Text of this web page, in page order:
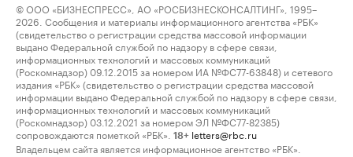
© ООО «БИЗНЕСПРЕСС», АО «РОСБИЗНЕСКОНСАЛТИНГ», 1995–
2026. Сообщения и материалы информационного агентства «РБК»
(свидетельство о регистрации средства массовой информации
выдано Федеральной службой по надзору в сфере связи,
информационных технологий и массовых коммуникаций
(Роскомнадзор) 09.12.2015 за номером ИА №ФС77-63848) и сетевого
издания «РБК» (свидетельство о регистрации средства массовой
информации выдано Федеральной службой по надзору в сфере связи,
информационных технологий и массовых коммуникаций
(Роскомнадзор) 03.12.2021 за номером ЭЛ №ФС77-82385)
сопровождаются пометкой «РБК».
18+ letters@rbc.ru
Владельцем сайта является информационное агентство «РБК».